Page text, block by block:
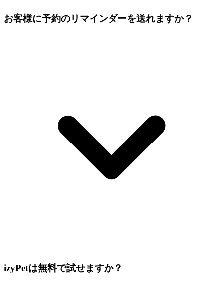
お客様に予約のリマインダーを送れますか？
izyPetは無料で試せますか？